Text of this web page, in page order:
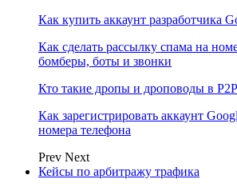
Как купить аккаунт разработчика
Как сделать рассылку спама на
бомберы, боты и звонки
Кто такие дропы и дроповоды в
Как зарегистрировать аккаунт
номера телефона
Prev Next
Кейсы по арбитражу трафика